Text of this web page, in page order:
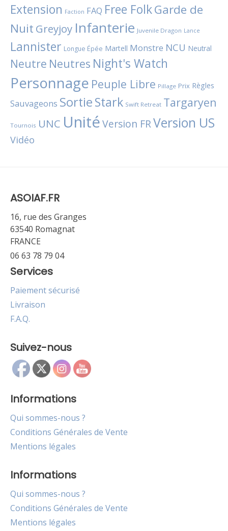
Extension Faction FAQ Free FolkGarde de
Nuit Greyjoy Infanterie Juvenile Dragon Lance
Lannister Longue Épée Martell Monstre NCU Neutral
Neutre Neutres Night's Watch
Personnage Peuple Libre Pillage Prix Règles
Sauvageons SortieStark Swift Retreat Targaryen
Tournois UNC UnitéVersion FRVersion US
Vidéo
ASOIAF.FR
16, rue des Granges
63540 Romagnat
FRANCE
06 63 78 79 04
Services
Paiement sécurisé
Livraison
F.A.Q.
Suivez-nous
Informations
Qui sommes-nous ?
Conditions Générales de Vente
Mentions légales
Informations
Qui sommes-nous ?
Conditions Générales de Vente
Mentions légales